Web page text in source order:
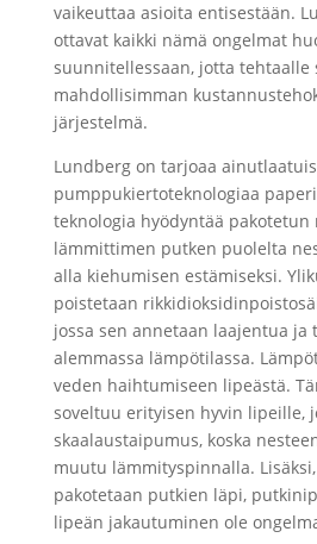
vaikeuttaa asioita entisestään.
ottavat kaikki nämä ongelmat
suunnitellessaan, jotta tehtaalle
mahdollisimman
järjestelmä.
Lundberg on tarjoaa
pumppukiertoteknologiaa
teknologia hyödyntää pakotetun
lämmittimen putken puolelta
alla kiehumisen estämiseksi.
poistetaan
jossa sen annetaan laajentua ja
alemmassa lämpötilassa.
veden haihtumiseen lipeästä.
soveltuu erityisen hyvin lipeille,
skaalaustaipumus, koska
muutu lämmityspinnalla.
pakotetaan putkien läpi,
lipeän jakautuminen ole